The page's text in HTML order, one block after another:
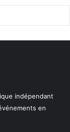
indépendant
en